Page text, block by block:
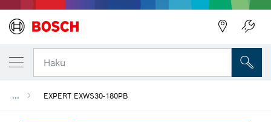
Haku
... EXPERT EXWS30-180PB